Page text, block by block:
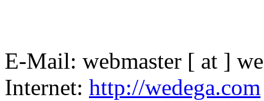
E-Mail: webmaster [ at ]
Internet: http://wedega.com